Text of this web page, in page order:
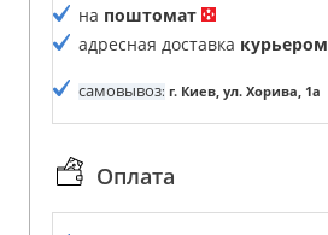
на поштомат
адресная доставка курьером
самовывоз: г. Киев, ул. Хорива, 1а
Оплата